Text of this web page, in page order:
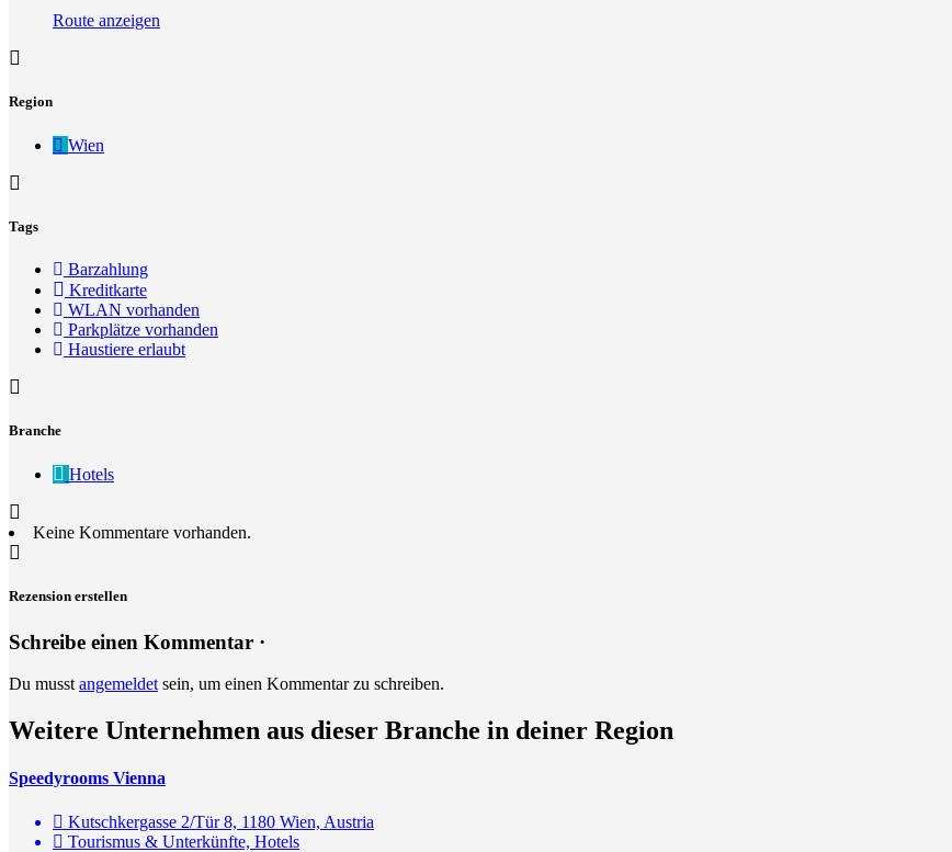
Route anzeigen
Region
Wien
Tags
Barzahlung
Kreditkarte
WLAN vorhanden
Parkplätze vorhanden
Haustiere erlaubt
Branche
Hotels
Keine Kommentare vorhanden.
Rezension erstellen
Schreibe einen Kommentar ·
Du musst angemeldet sein, um einen Kommentar zu schreiben.
Weitere Unternehmen aus dieser Branche in deiner Region
Speedyrooms Vienna
Kutschkergasse 2/Tür 8, 1180 Wien, Austria
Tourismus & Unterkünfte, Hotels